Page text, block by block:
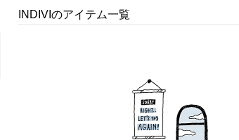
INDIVIのアイテム一覧